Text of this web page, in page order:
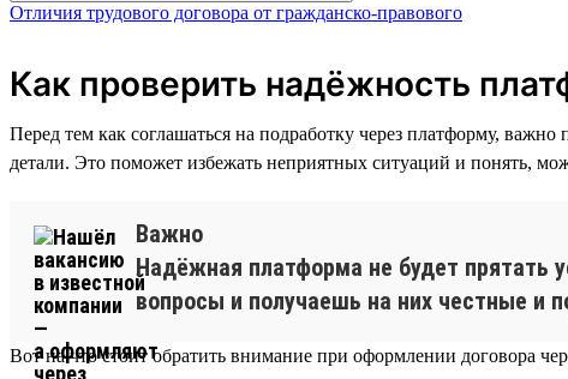
Отличия трудового договора от гражданско-правового
Как проверить надёжность
Перед тем как соглашаться на подработку через платформу,
детали. Это поможет избежать неприятных ситуаций и понять,
Важно
Надёжная платформа не будет прятать
вопросы и получаешь на них честные и
Вот на что стоит обратить внимание при оформлении договора